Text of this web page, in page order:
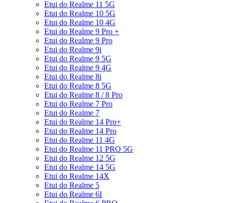
Etui do Realme 11 5G
Etui do Realme 10 5G
Etui do Realme 10 4G
Etui do Realme 9 Pro +
Etui do Realme 9 Pro
Etui do Realme 9i
Etui do Realme 9 5G
Etui do Realme 9 4G
Etui do Realme 8i
Etui do Realme 8 5G
Etui do Realme 8 / 8 Pro
Etui do Realme 7 Pro
Etui do Realme 7
Etui do Realme 14 Pro+
Etui do Realme 14 Pro
Etui do Realme 11 4G
Etui do Realme 11 PRO 5G
Etui do Realme 12 5G
Etui do Realme 14 5G
Etui do Realme 14X
Etui do Realme 5
Etui do Realme 6I